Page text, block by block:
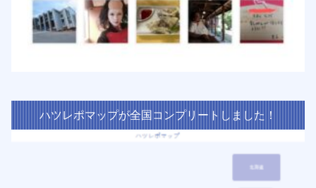
ハツレポマップが全国コンプリートしました！